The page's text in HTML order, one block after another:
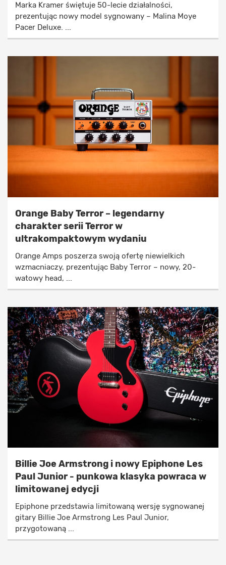
Marka Kramer świętuje 50-lecie działalności,
prezentując nowy model sygnowany – Malina Moye
Pacer Deluxe. ...
Orange Baby Terror – legendarny
charakter serii Terror w
ultrakompaktowym wydaniu
Orange Amps poszerza swoją ofertę niewielkich
wzmacniaczy, prezentując Baby Terror – nowy, 20-
watowy head, ...
Billie Joe Armstrong i nowy Epiphone Les
Paul Junior - punkowa klasyka powraca w
limitowanej edycji
Epiphone przedstawia limitowaną wersję sygnowanej
gitary Billie Joe Armstrong Les Paul Junior,
przygotowaną ...